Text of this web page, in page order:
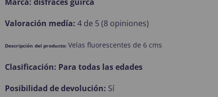
Valoración medía: 4 de 5 (8 opiniones)
Descripción del producto: Velas fluorescentes de 6 cms
Clasificación: Para todas las edades
Posibilidad de devolución: Sí